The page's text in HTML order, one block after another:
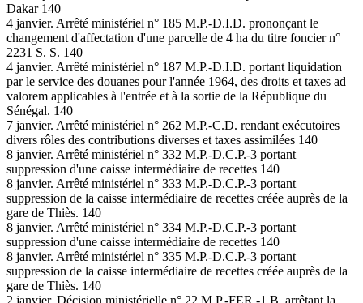
Dakar 140
4 janvier. Arrêté ministériel n° 185 M.P.-D.I.D. prononçant le
changement d'affectation d'une parcelle de 4 ha du titre foncier n°
2231 S. S. 140
4 janvier. Arrêté ministériel n° 187 M.P.-D.I.D. portant liquidation
par le service des douanes pour l'année 1964, des droits et taxes ad
valorem applicables à l'entrée et à la sortie de la République du
Sénégal. 140
7 janvier. Arrêté ministériel n° 262 M.P.-C.D. rendant exécutoires
divers rôles des contributions diverses et taxes assimilées 140
8 janvier. Arrêté ministériel n° 332 M.P.-D.C.P.-3 portant
suppression d'une caisse intermédiaire de recettes 140
8 janvier. Arrêté ministériel n° 333 M.P.-D.C.P.-3 portant
suppression de la caisse intermédiaire de recettes créée auprès de la
gare de Thiès. 140
8 janvier. Arrêté ministériel n° 334 M.P.-D.C.P.-3 portant
suppression d'une caisse intermédiaire de recettes 140
8 janvier. Arrêté ministériel n° 335 M.P.-D.C.P.-3 portant
suppression de la caisse intermédiaire de recettes créée auprès de la
gare de Thiès. 140
2 janvier. Décision ministérielle n° 22 M.P.-FER.-1 B. arrêtant la